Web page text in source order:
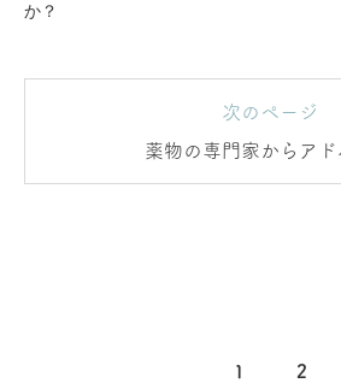
か？
次のページ
薬物の専門家からアド
1 2